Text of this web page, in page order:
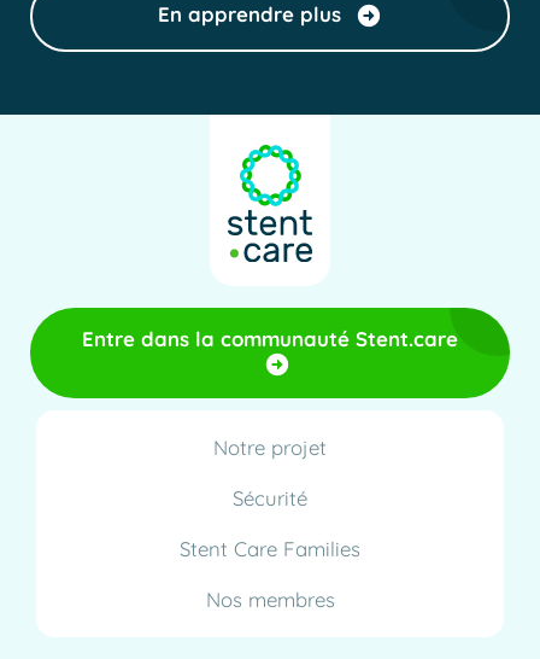
En apprendre plus
Entre dans la communauté Stent.care
Notre projet
Sécurité
Stent Care Families
Nos membres